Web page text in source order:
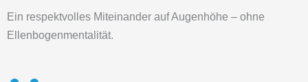
Ein respektvolles Miteinander auf Augenhöhe – ohne
Ellenbogenmentalität.